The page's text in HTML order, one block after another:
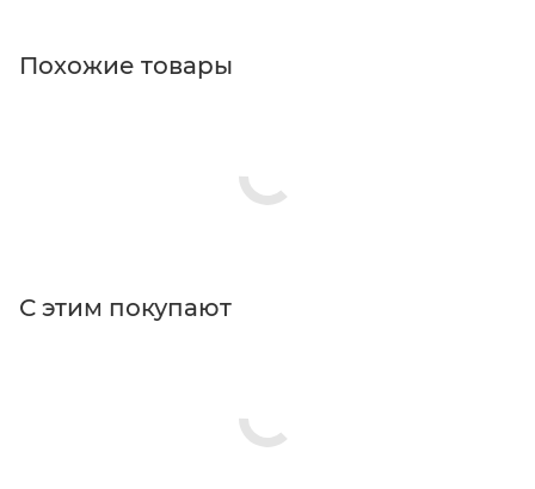
Похожие товары
С этим покупают